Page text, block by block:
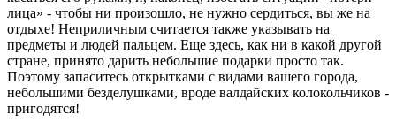
лица» - чтобы ни произошло, не нужно сердиться, вы же на
отдыхе! Неприличным считается также указывать на
предметы и людей пальцем. Еще здесь, как ни в какой другой
стране, принято дарить небольшие подарки просто так.
Поэтому запаситесь открытками с видами вашего города,
небольшими безделушками, вроде валдайских колокольчиков -
пригодятся!